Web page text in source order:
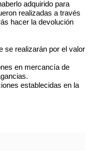
adquirido para
realizadas a través
hacer la devolución
se realizarán por el valor
en mercancía de
establecidas en la